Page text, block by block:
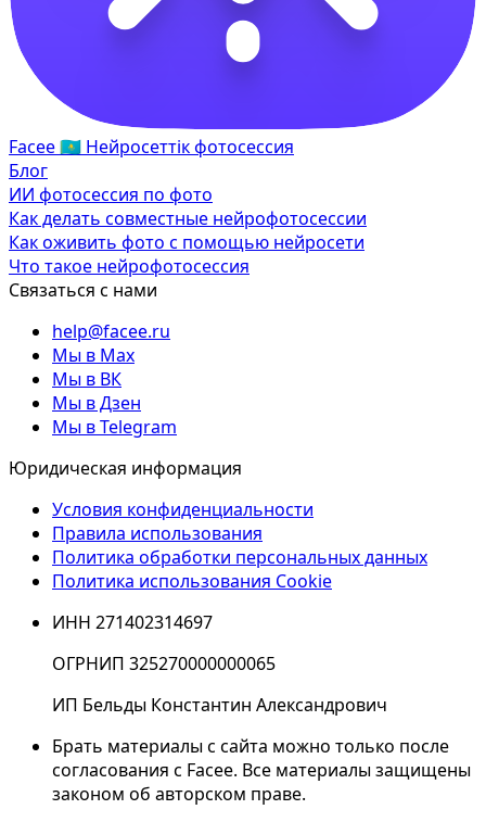
Facee🇰🇿 Нейросеттік фотосессия
Блог
ИИ фотосессия по фото
Как делать совместные нейрофотосессии
Как оживить фото с помощью нейросети
Что такое нейрофотосессия
Связаться с нами
help@facee.ru
Мы в Max
Мы в ВК
Мы в Дзен
Мы в Telegram
Юридическая информация
Условия конфиденциальности
Правила использования
Политика обработки персональных данных
Политика использования Cookie
ИНН 271402314697
ОГРНИП 325270000000065
ИП Бельды Константин Александрович
Брать материалы с сайта можно только после
согласования с Facee. Все материалы защищены
законом об авторском праве.